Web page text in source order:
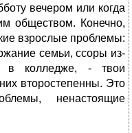
вечером или когда
обществом. Конечно,
взрослые проблемы:
семьи, ссоры из-
в колледже, - твои
второстепенны. Это
ненастоящие